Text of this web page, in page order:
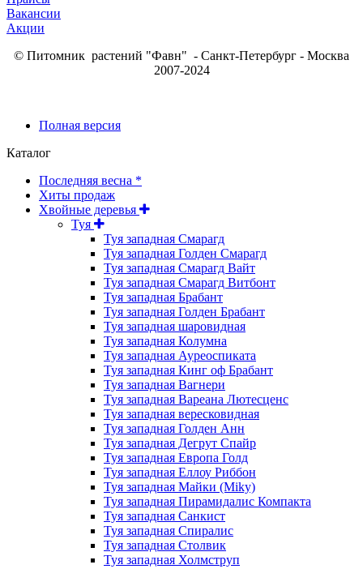
Вакансии
Акции
© Питомник растений "Фавн" - Санкт-Петербург - Москва
2007-2024
Полная версия
Каталог
Последняя весна *
Хиты продаж
Хвойные деревья
Туя
Туя западная Смарагд
Туя западная Голден Смарагд
Туя западная Смарагд Вайт
Туя западная Смарагд Витбонт
Туя западная Брабант
Туя западная Голден Брабант
Туя западная шаровидная
Туя западная Колумна
Туя западная Ауреоспиката
Туя западная Кинг оф Брабант
Туя западная Вагнери
Туя западная Вареана Лютесценс
Туя западная вересковидная
Туя западная Голден Анн
Туя западная Дегрут Спайр
Туя западная Европа Голд
Туя западная Еллоу Риббон
Туя западная Майки (Miky)
Туя западная Пирамидалис Компакта
Туя западная Санкист
Туя западная Спиралис
Туя западная Столвик
Туя западная Холмструп